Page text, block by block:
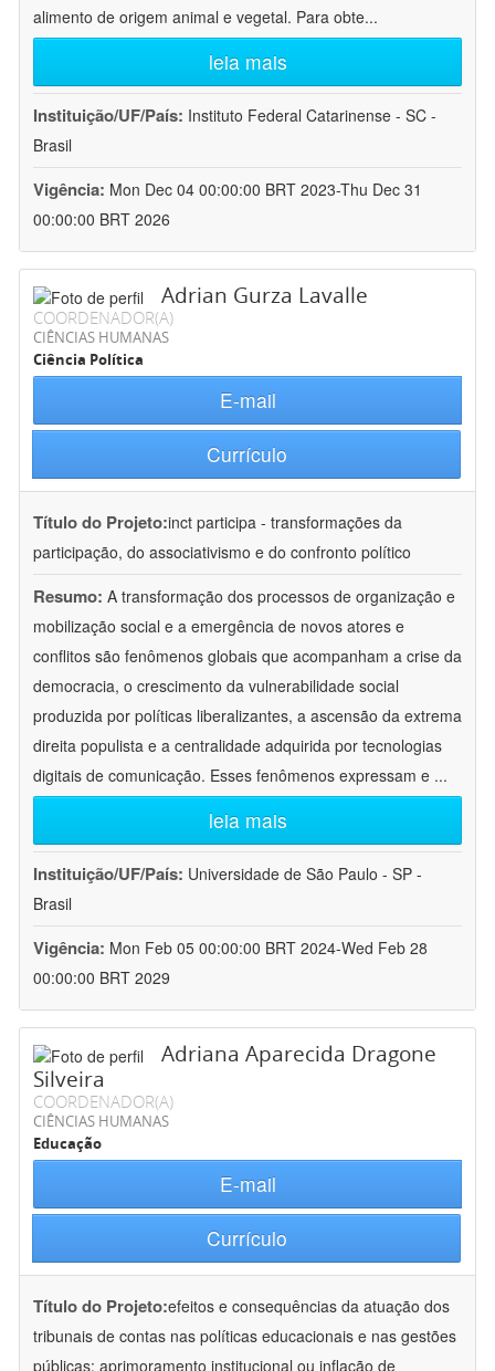
alimento de origem animal e vegetal. Para obte...
leia mais
Instituição/UF/País: Instituto Federal Catarinense - SC -
Brasil
Vigência: Mon Dec 04 00:00:00 BRT 2023-Thu Dec 31
00:00:00 BRT 2026
Adrian Gurza Lavalle
COORDENADOR(A)
CIÊNCIAS HUMANAS
Ciência Política
E-mail
Currículo
Título do Projeto:inct participa - transformações da
participação, do associativismo e do confronto político
Resumo: A transformação dos processos de organização e
mobilização social e a emergência de novos atores e
conflitos são fenômenos globais que acompanham a crise da
democracia, o crescimento da vulnerabilidade social
produzida por políticas liberalizantes, a ascensão da extrema
direita populista e a centralidade adquirida por tecnologias
digitais de comunicação. Esses fenômenos expressam e ...
leia mais
Instituição/UF/País: Universidade de São Paulo - SP -
Brasil
Vigência: Mon Feb 05 00:00:00 BRT 2024-Wed Feb 28
00:00:00 BRT 2029
Adriana Aparecida Dragone
Silveira
COORDENADOR(A)
CIÊNCIAS HUMANAS
Educação
E-mail
Currículo
Título do Projeto:efeitos e consequências da atuação dos
tribunais de contas nas políticas educacionais e nas gestões
públicas: aprimoramento institucional ou inflação de